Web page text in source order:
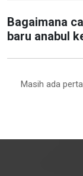
Bagaimana
baru anabul
Masih ada